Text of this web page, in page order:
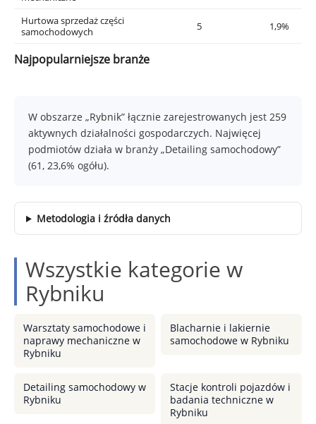
Najpopularniejsze branże
Hurtowa sprzedaż części
samochodowych
5 1,9%
W obszarze „Rybnik” łącznie zarejestrowanych jest 259
aktywnych działalności gospodarczych. Najwięcej
podmiotów działa w branży „Detailing samochodowy”
(61, 23,6% ogółu).
Metodologia i źródła danych
Wszystkie kategorie w
Rybniku
Warsztaty samochodowe i
naprawy mechaniczne w
Rybniku
Blacharnie i lakiernie
samochodowe w Rybniku
Detailing samochodowy w
Rybniku
Stacje kontroli pojazdów i
badania techniczne w
Rybniku